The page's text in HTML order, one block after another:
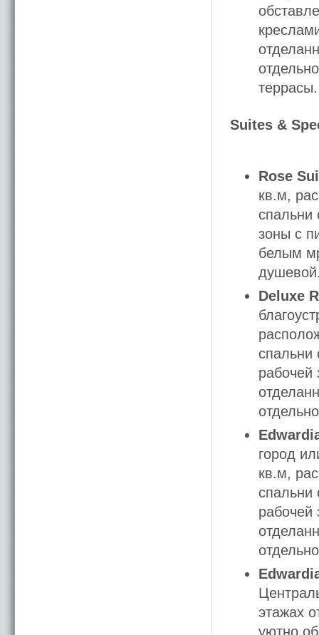
террасы.
Suites &
Rose
кв.м,
спальни
зоны с
белым
Deluxe
спальни
город
кв.м,
спальни
этажах
уютно